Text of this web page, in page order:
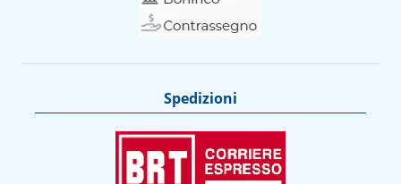
Spedizioni